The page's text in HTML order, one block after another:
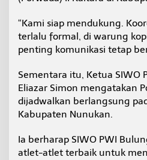
“Kami siap mendukung.
terlalu formal, di warung
penting komunikasi tetap
Sementara itu, Ketua SIWO
Eliazar Simon mengatakan
dijadwalkan berlangsung
Kabupaten Nunukan.
Ia berharap SIWO PWI
atlet-atlet terbaik untuk